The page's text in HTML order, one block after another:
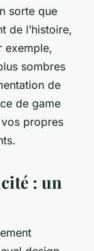
sorte que
de l’histoire,
exemple,
sombres
de
de game
propres
: un